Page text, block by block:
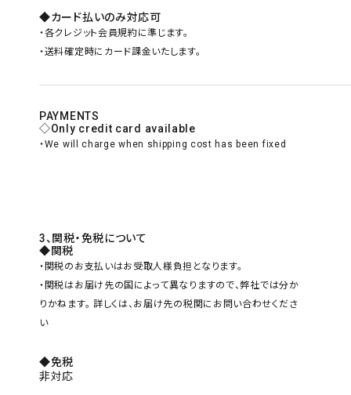
◆カード払いのみ対応可
・各クレジット会員規約に準じます。
・送料確定時にカード課金いたします。
PAYMENTS
◇Only credit card available
・We will charge when shipping cost has been fixed
3、関税・免税について
◆関税
・関税のお支払いはお受取人様負担となります。
・関税はお届け先の国によって異なりますので、弊社では分か
りかねます。 詳しくは、お届け先の税関にお問い合わせくださ
い
◆免税
非対応